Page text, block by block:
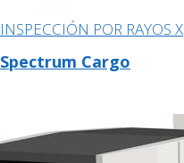
INSPECCIÓN POR RAYOS X
Spectrum Cargo